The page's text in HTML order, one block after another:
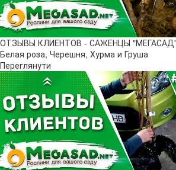
ОТЗЫВЫ КЛИЕНТОВ - САЖЕНЦЫ "МЕГАСАД"
Белая роза, Черешня, Хурма и Груша
Переглянути